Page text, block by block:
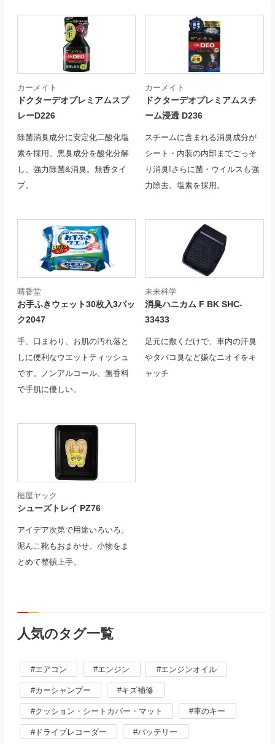
カーメイト
ドクターデオプレミアムスプ
レーD226
除菌消臭成分に安定化二酸化塩
素を採用。悪臭成分を酸化分解
し、強力除菌&消臭。無香タイ
プ。
カーメイト
ドクターデオプレミアムスチ
ーム浸透 D236
スチームに含まれる消臭成分が
シート・内装の内部までごっそ
り消臭!さらに菌・ウイルスも強
力除去。塩素を採用。
晴香堂
お手ふきウェット30枚入3パッ
ク2047
手、口まわり、お肌の汚れ落と
しに便利なウエットティッシュ
です。ノンアルコール、無香料
で手肌に優しい。
未来科学
消臭ハニカム F BK SHC-
33433
足元に敷くだけで、車内の汗臭
やタバコ臭など嫌なニオイをキ
ャッチ
槌屋ヤック
シューズトレイ PZ76
アイデア次第で用途いろいろ。
泥んこ靴もおまかせ。小物をま
とめて整頓上手。
人気のタグ一覧
エアコン エンジン エンジンオイル
カーシャンプー キズ補修
クッション・シートカバー・マット 車のキー
ドライブレコーダー バッテリー